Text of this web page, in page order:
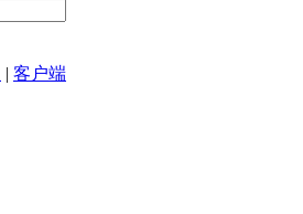
| 客户端